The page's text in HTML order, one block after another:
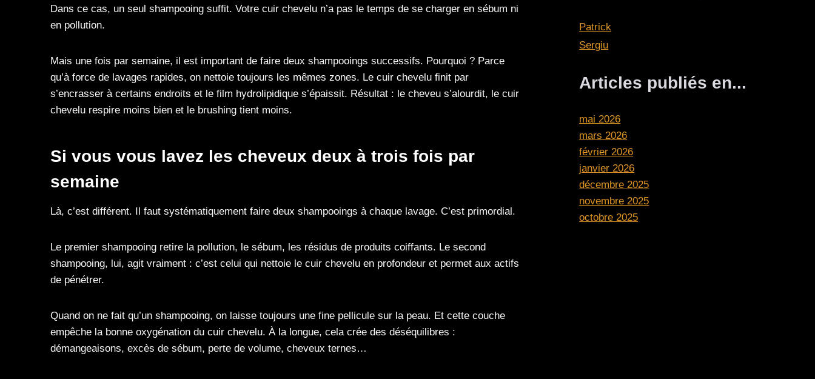
Dans ce cas, un seul shampooing suffit. Votre cuir chevelu n’a pas le temps de se charger en sébum ni
en pollution.
Mais une fois par semaine, il est important de faire deux shampooings successifs. Pourquoi ? Parce
qu’à force de lavages rapides, on nettoie toujours les mêmes zones. Le cuir chevelu finit par
s’encrasser à certains endroits et le film hydrolipidique s’épaissit. Résultat : le cheveu s’alourdit, le cuir
chevelu respire moins bien et le brushing tient moins.
Si vous vous lavez les cheveux deux à trois fois par
semaine
Là, c’est différent. Il faut systématiquement faire deux shampooings à chaque lavage. C’est primordial.
Le premier shampooing retire la pollution, le sébum, les résidus de produits coiffants. Le second
shampooing, lui, agit vraiment : c’est celui qui nettoie le cuir chevelu en profondeur et permet aux actifs
de pénétrer.
Quand on ne fait qu’un shampooing, on laisse toujours une fine pellicule sur la peau. Et cette couche
empêche la bonne oxygénation du cuir chevelu. À la longue, cela crée des déséquilibres :
démangeaisons, excès de sébum, perte de volume, cheveux ternes…
Patrick
Sergiu
Articles publiés en...
mai 2026
mars 2026
février 2026
janvier 2026
décembre 2025
novembre 2025
octobre 2025